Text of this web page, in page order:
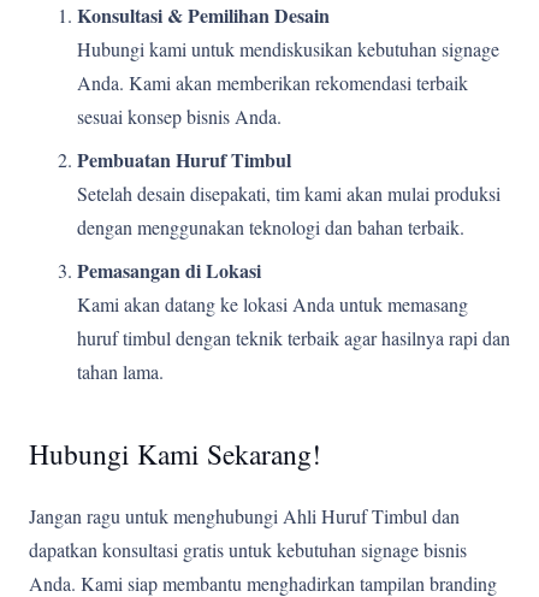
Konsultasi & Pemilihan Desain
Hubungi kami untuk mendiskusikan kebutuhan signage
Anda. Kami akan memberikan rekomendasi terbaik
sesuai konsep bisnis Anda.
Pembuatan Huruf Timbul
Setelah desain disepakati, tim kami akan mulai produksi
dengan menggunakan teknologi dan bahan terbaik.
Pemasangan di Lokasi
Kami akan datang ke lokasi Anda untuk memasang
huruf timbul dengan teknik terbaik agar hasilnya rapi dan
tahan lama.
Hubungi Kami Sekarang!
Jangan ragu untuk menghubungi Ahli Huruf Timbul dan
dapatkan konsultasi gratis untuk kebutuhan signage bisnis
Anda. Kami siap membantu menghadirkan tampilan branding